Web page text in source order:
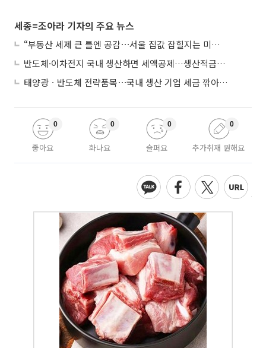
세종=조아라 기자의 주요 뉴스
“부동산 세제 큰 틀엔 공감⋯서울 집값 잡힐지는 미지수”
반도체·이차전지 국내 생산하면 세액공제…생산적금융 ISA 신설
태양광ㆍ반도체 전략품목⋯국내 생산 기업 세금 깎아준다
좋아요
0
화나요
0
슬퍼요
0
추가취재 원해요
0